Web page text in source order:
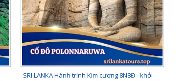
SRI LANKA Hành trình Kim cương 8N8Đ - khởi